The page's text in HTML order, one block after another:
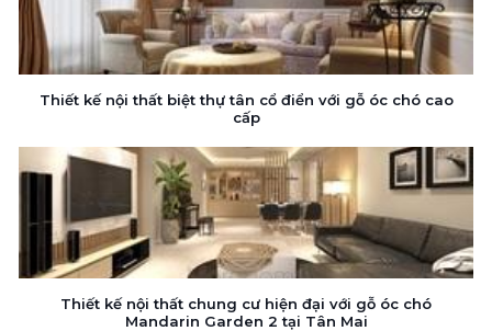
Thiết kế nội thất biệt thự tân cổ điển với gỗ óc chó cao
cấp
Thiết kế nội thất chung cư hiện đại với gỗ óc chó
Mandarin Garden 2 tại Tân Mai